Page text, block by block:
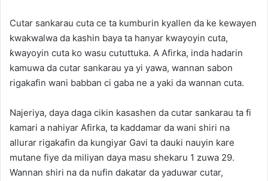
Cutar sankarau cuta ce ta kumburin kyallen da ke kewayen
kwakwalwa da kashin baya ta hanyar kwayoyin cuta,
ƙwayoyin cuta ko wasu cututtuka. A Afirka, inda hadarin
kamuwa da cutar sankarau ya yi yawa, wannan sabon
rigakafin wani babban ci gaba ne a yaki da wannan cuta.
Najeriya, daya daga cikin kasashen da cutar sankarau ta fi
kamari a nahiyar Afirka, ta kaddamar da wani shiri na
allurar rigakafin da kungiyar Gavi ta dauki nauyin kare
mutane fiye da miliyan daya masu shekaru 1 zuwa 29.
Wannan shiri na da nufin dakatar da yaduwar cutar,